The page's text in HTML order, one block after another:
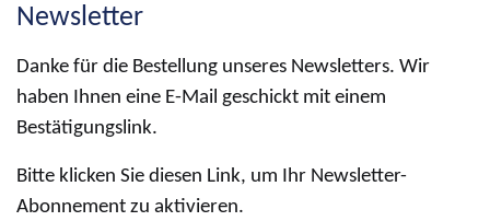
Newsletter
Danke für die Bestellung unseres Newsletters. Wir
haben Ihnen eine E-Mail geschickt mit einem
Bestätigungslink.
Bitte klicken Sie diesen Link, um Ihr Newsletter-
Abonnement zu aktivieren.